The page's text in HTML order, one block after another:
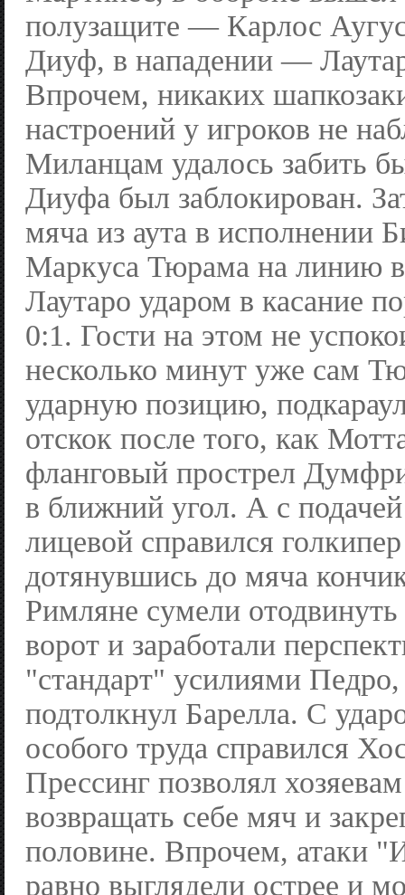
полузащите — Карлос
Диуф, в нападении —
Впрочем, никаких
настроений у игроков не
Миланцам удалось забить
Диуфа был заблокирован.
мяча из аута в исполнении
Маркуса Тюрама на линию
Лаутаро ударом в касание
0:1. Гости на этом не
несколько минут уже сам
ударную позицию,
отскок после того, как
фланговый прострел
в ближний угол. А с
лицевой справился
дотянувшись до мяча
Римляне сумели отодвинуть
ворот и заработали
"стандарт" усилиями Педро,
подтолкнул Барелла. С
особого труда справился
Прессинг позволял
возвращать себе мяч и
половине. Впрочем, атаки
равно выглядели острее и